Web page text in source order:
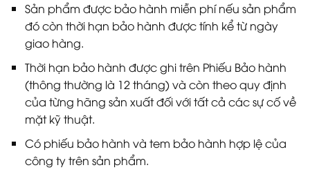
Sản phẩm được bảo hành miễn phí nếu sản phẩm
đó còn thời hạn bảo hành được tính kể từ ngày
giao hàng.
Thời hạn bảo hành được ghi trên Phiếu Bảo hành
(thông thường là 12 tháng) và còn theo quy định
của từng hãng sản xuất đối với tất cả các sự cố về
mặt kỹ thuật.
Có phiếu bảo hành và tem bảo hành hợp lệ của
công ty trên sản phẩm.